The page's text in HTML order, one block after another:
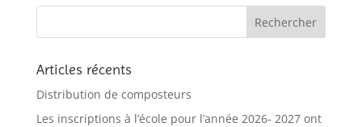
Articles récents
Distribution de composteurs
Les inscriptions à l’école pour l’année 2026- 2027 ont